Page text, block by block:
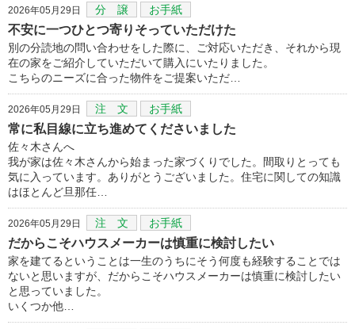
2026年05月29日 分 譲 お手紙
不安に一つひとつ寄りそっていただけた
別の分読地の問い合わせをした際に、ご対応いただき、それから現
在の家をご紹介していただいて購入にいたりました。
こちらのニーズに合った物件をご提案いただ…
2026年05月29日 注 文 お手紙
常に私目線に立ち進めてくださいました
佐々木さんへ
我が家は佐々木さんから始まった家づくりでした。間取りとっても
気に入っています。ありがとうございました。住宅に関しての知識
はほとんど旦那任…
2026年05月29日 注 文 お手紙
だからこそハウスメーカーは慎重に検討したい
家を建てるということは一生のうちにそう何度も経験することでは
ないと思いますが、だからこそハウスメーカーは慎重に検討したい
と思っていました。
いくつか他…